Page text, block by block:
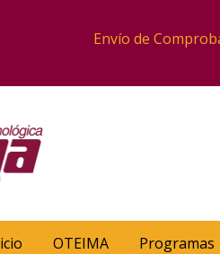
Envío de
OTEIMA Programas